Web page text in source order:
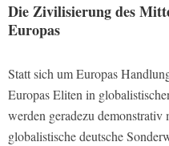
Die Zivilisierung des
Europas
Statt sich um Europas
Europas Eliten in
werden geradezu demonstrativ
globalistische deutsche